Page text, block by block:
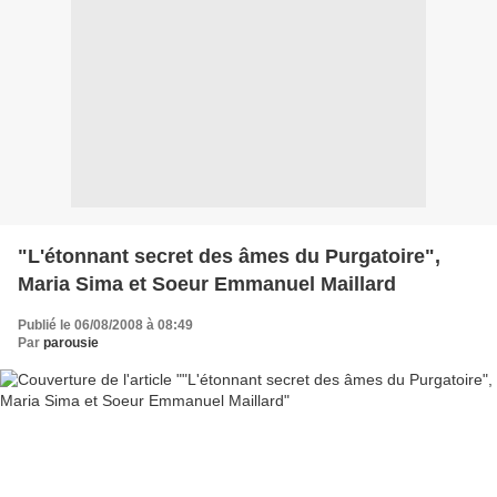
"L'étonnant secret des âmes du Purgatoire",
Maria Sima et Soeur Emmanuel Maillard
Publié le 06/08/2008 à 08:49
Par parousie